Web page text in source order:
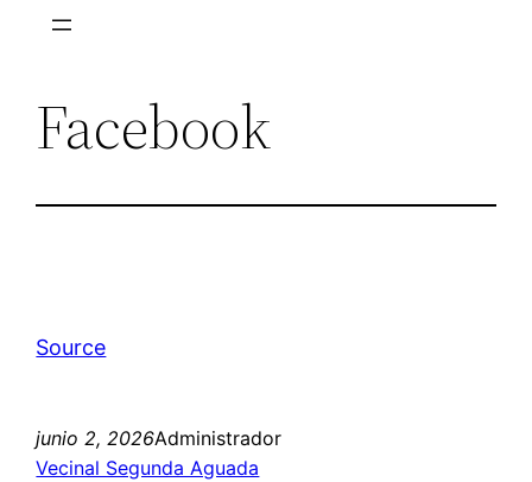
Facebook
Source
junio 2, 2026Administrador
Vecinal Segunda Aguada